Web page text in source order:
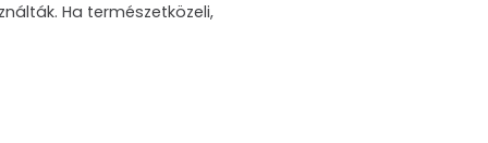
Ha természetközeli,